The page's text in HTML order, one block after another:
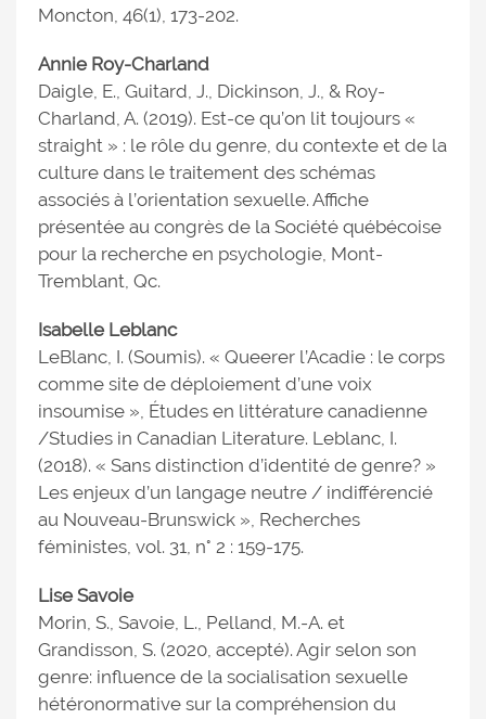
Moncton, 46(1), 173-202.
Annie Roy-Charland
Daigle, E., Guitard, J., Dickinson, J., & Roy-
Charland, A. (2019). Est-ce qu’on lit toujours «
straight » : le rôle du genre, du contexte et de la
culture dans le traitement des schémas
associés à l’orientation sexuelle. Affiche
présentée au congrès de la Société québécoise
pour la recherche en psychologie, Mont-
Tremblant, Qc.
Isabelle Leblanc
LeBlanc, I. (Soumis). « Queerer l’Acadie : le corps
comme site de déploiement d’une voix
insoumise », Études en littérature canadienne
/Studies in Canadian Literature. Leblanc, I.
(2018). « Sans distinction d’identité de genre? »
Les enjeux d’un langage neutre / indifférencié
au Nouveau-Brunswick », Recherches
féministes, vol. 31, n° 2 : 159-175.
Lise Savoie
Morin, S., Savoie, L., Pelland, M.-A. et
Grandisson, S. (2020, accepté). Agir selon son
genre: influence de la socialisation sexuelle
hétéronormative sur la compréhension du